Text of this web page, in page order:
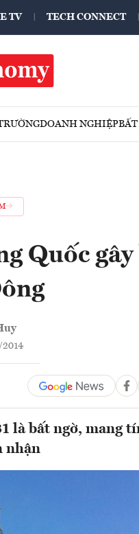
TV TECH CONNECT
DOANH NGHIỆPBẤT
Quốc
2014
là bất ngờ, mang
nhận